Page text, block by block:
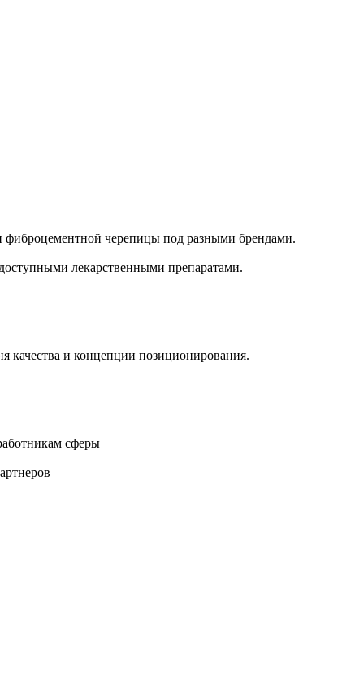
фиброцементной черепицы под разными брендами.
лекарственными препаратами.
качества и концепции позиционирования.
сферы